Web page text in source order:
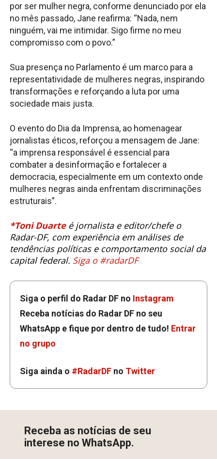
por ser mulher negra, conforme denunciado por ela
no mês passado, Jane reafirma: “Nada, nem
ninguém, vai me intimidar. Sigo firme no meu
compromisso com o povo.”
Sua presença no Parlamento é um marco para a
representatividade de mulheres negras, inspirando
transformações e reforçando a luta por uma
sociedade mais justa.
O evento do Dia da Imprensa, ao homenagear
jornalistas éticos, reforçou a mensagem de Jane:
“a imprensa responsável é essencial para
combater a desinformação e fortalecer a
democracia, especialmente em um contexto onde
mulheres negras ainda enfrentam discriminações
estruturais”.
*Toni Duarteé jornalista e editor/chefe o
Radar-DF, com experiência em análises de
tendências políticas e comportamento social da
capital federal. Siga o #radarDF
Siga o perfil do Radar DF no Instagram
Receba notícias do Radar DF no seu
WhatsApp e fique por dentro de tudo! Entrar
no grupo
Siga ainda o #RadarDF no Twitter
Receba as notícias de seu
interese no WhatsApp.